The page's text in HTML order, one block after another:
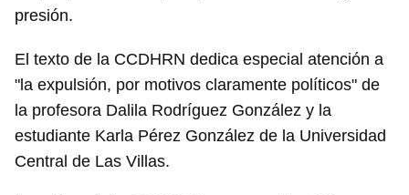
presión.
El texto de la CCDHRN dedica especial atención a
"la expulsión, por motivos claramente políticos" de
la profesora Dalila Rodríguez González y la
estudiante Karla Pérez González de la Universidad
Central de Las Villas.